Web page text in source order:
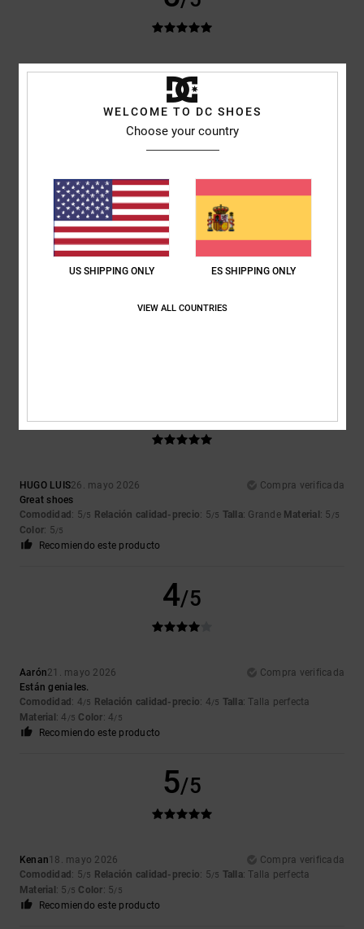
Samuel16. junio 2026
Compra verificada
Un aspecto y un ajuste magníficos
Mostrar original - English
Recomiendo este producto
3
HUGO LUIS26. mayo 2026
Compra verificada
Great shoes
Comodidad: 5/5 Relación calidad-precio: 5/5 Talla: Grande Material: 5 /5
Color: 5/5
Recomiendo este producto
4/5
Aarón21. mayo 2026
Compra verificada
Están geniales.
Comodidad: 4/5 Relación calidad-precio: 4/5 Talla: Talla perfecta
Material: 4 /5 Color: 4/5
Recomiendo este producto
5/5
Kenan18. mayo 2026
Compra verificada
Comodidad: 5/5 Relación calidad-precio: 5/5 Talla: Talla perfecta
Material: 5 /5 Color: 5/5
Recomiendo este producto
WELCOME TO DC SHOES
Choose your country
US SHIPPING ONLY ES SHIPPING ONLY
VIEW ALL COUNTRIES